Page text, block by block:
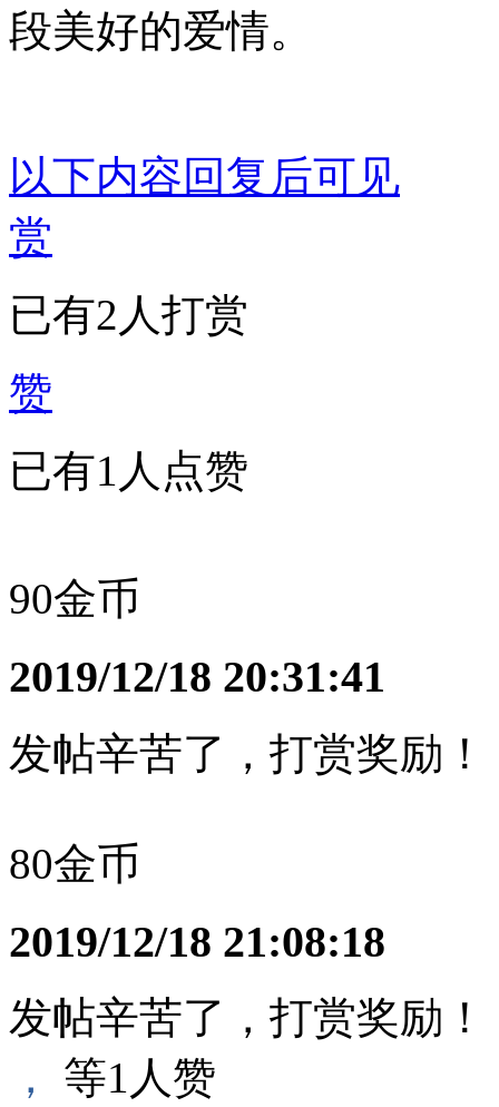
段美好的爱情。
以下内容回复后可见
赏
已有2人打赏
赞
已有1 人点赞
90金币
2019/12/18 20:31:41
发帖辛苦了，打赏奖励！
80金币
2019/12/18 21:08:18
发帖辛苦了，打赏奖励！
，
等1 人赞